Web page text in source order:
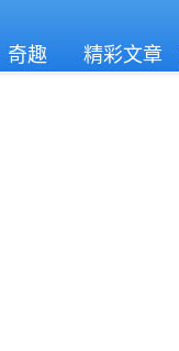
奇趣 精彩文章